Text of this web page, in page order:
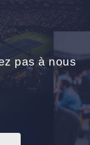
pas à nous